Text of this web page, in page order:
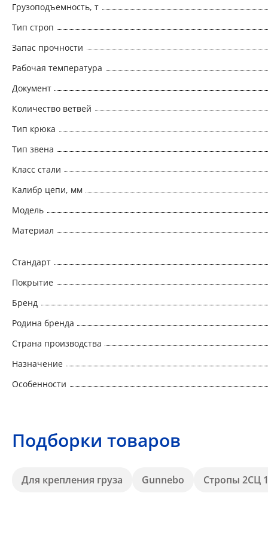
Грузоподъемность, т
Тип строп
Запас прочности
Рабочая температура
Документ
Количество ветвей
Тип крюка
Тип звена
Класс стали
Калибр цепи, мм
Модель
Материал
Стандарт
Покрытие
Бренд
Родина бренда
Страна производства
Назначение
Особенности
Подборки товаров
Для крепления груза Gunnebo Стропы 2СЦ